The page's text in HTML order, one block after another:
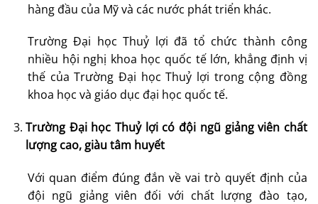
hàng đầu của Mỹ và các nước phát triển khác.
Trường Đại học Thuỷ lợi đã tổ chức thành công
nhiều hội nghị khoa học quốc tế lớn, khẳng định vị
thế của Trường Đại học Thuỷ lợi trong cộng đồng
khoa học và giáo dục đại học quốc tế.
Trường Đại học Thuỷ lợi có đội ngũ giảng viên chất
lượng cao, giàu tâm huyết
Với quan điểm đúng đắn về vai trò quyết định của
đội ngũ giảng viên đối với chất lượng đào tạo,